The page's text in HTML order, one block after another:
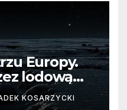
Europy.
lodową
KOSARZYCKI